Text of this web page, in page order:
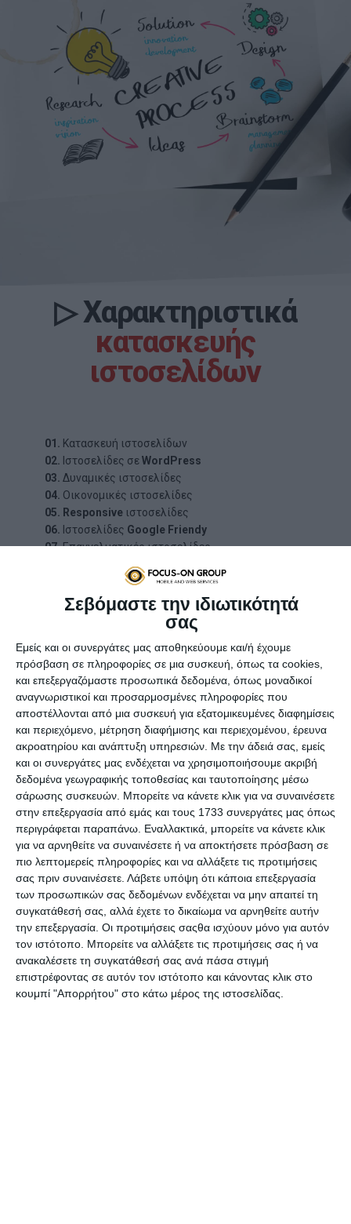
Σεβόμαστε την ιδιωτικότητά
σας
Εμείς και οι συνεργάτες μας αποθηκεύουμε και/ή έχουμε
πρόσβαση σε πληροφορίες σε μια συσκευή, όπως τα cookies,
και επεξεργαζόμαστε προσωπικά δεδομένα, όπως μοναδικοί
αναγνωριστικοί και προσαρμοσμένες πληροφορίες που
αποστέλλονται από μια συσκευή για εξατομικευμένες διαφημίσεις
και περιεχόμενο, μέτρηση διαφήμισης και περιεχομένου, έρευνα
ακροατηρίου και ανάπτυξη υπηρεσιών. Με την άδειά σας, εμείς
και οι συνεργάτες μας ενδέχεται να χρησιμοποιήσουμε ακριβή
δεδομένα γεωγραφικής τοποθεσίας και ταυτοποίησης μέσω
σάρωσης συσκευών. Μπορείτε να κάνετε κλικ για να συναινέσετε
στην επεξεργασία από εμάς και τους 1733 συνεργάτες μας όπως
περιγράφεται παραπάνω. Εναλλακτικά, μπορείτε να κάνετε κλικ
για να αρνηθείτε να συναινέσετε ή να αποκτήσετε πρόσβαση σε
πιο λεπτομερείς πληροφορίες και να αλλάξετε τις προτιμήσεις
σας πριν συναινέσετε. Λάβετε υπόψη ότι κάποια επεξεργασία
των προσωπικών σας δεδομένων ενδέχεται να μην απαιτεί τη
συγκατάθεσή σας, αλλά έχετε το δικαίωμα να αρνηθείτε αυτήν
την επεξεργασία. Οι προτιμήσεις σαςθα ισχύουν μόνο για αυτόν
τον ιστότοπο. Μπορείτε να αλλάξετε τις προτιμήσεις σας ή να
ανακαλέσετε τη συγκατάθεσή σας ανά πάσα στιγμή
επιστρέφοντας σε αυτόν τον ιστότοπο και κάνοντας κλικ στο
κουμπί "Απορρήτου" στο κάτω μέρος της ιστοσελίδας.
▷Χαρακτηριστικά
κατασκευής
ιστοσελίδων
01. Κατασκευή ιστοσελίδων
02. Ιστοσελίδες σεWordPress
03. Δυναμικές ιστοσελίδες
04. Οικονομικές ιστοσελίδες
05. Responsive ιστοσελίδες
06. Ιστοσελίδες Google Friendy
07.Επαγγελματικές ιστοσελίδες
Άριστη ποιότητα κατασκευής
Μοντέρνος σχεδιασμός
Υψηλή αισθητική
Εύκολη & εύχρηστη πλοήγηση
12. Έμφαση στη λεπτομέρεια
13.Άρτιο περιεχόμενο
14.Χαμηλές τιμές κατασκευής
15.Προώθηση ιστοσελίδας
16.Υποστήριξη πολλών γλωσσών
17.Γρήγορηφόρτωση site
18.Call to actions (CTA)
19.Φόρμες επικοινωνίας
20.Messenger & WhatsApp
21.Online συστήματα
22.Γρήγοροι dedicated servers
23.Ασφάλεια ιστοσελίδας
24. Συνεχείς αναβαθμίσεις
25.Άριστη υποστήριξη
26.Φιλοξενία ιστοσελίδων
27.GDPR Ready
28.Άμεση κατασκευή site